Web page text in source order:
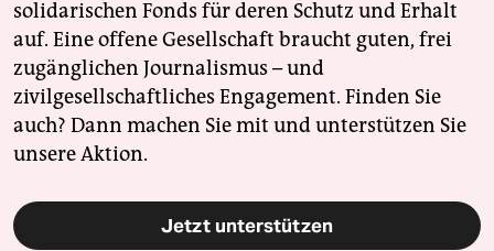
solidarischen Fonds für deren Schutz und Erhalt
auf. Eine offene Gesellschaft braucht guten, frei
zugänglichen Journalismus – und
zivilgesellschaftliches Engagement. Finden Sie
auch? Dann machen Sie mit und unterstützen Sie
unsere Aktion.
Jetzt unterstützen